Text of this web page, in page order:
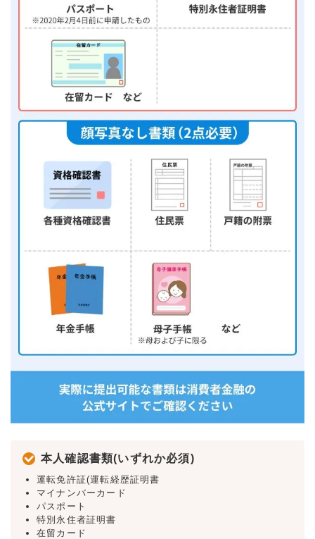
本人確認書類(いずれか必須)
運転免許証(運転経歴証明書
マイナンバーカード
パスポート
特別永住者証明書
在留カード